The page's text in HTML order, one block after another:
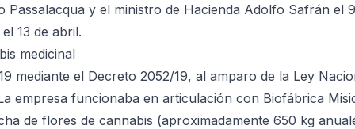
y el ministro de Hacienda Adolfo Safrán el
13 de abril.
medicinal
mediante el Decreto 2052/19, al amparo de la Ley
empresa funcionaba en articulación con Biofábrica
de flores de cannabis (aproximadamente 650 kg